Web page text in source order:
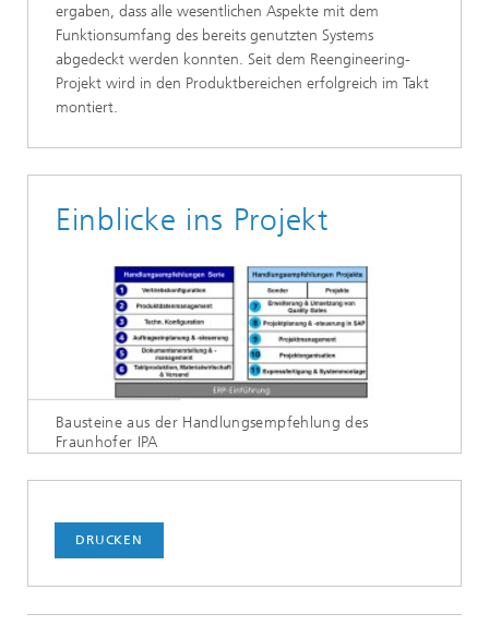
ergaben, dass alle wesentlichen Aspekte mit dem
Funktionsumfang des bereits genutzten Systems
abgedeckt werden konnten. Seit dem Reengineering-
Projekt wird in den Produktbereichen erfolgreich im Takt
montiert.
Einblicke ins Projekt
Bausteine aus der Handlungsempfehlung des
Fraunhofer IPA
DRUCKEN